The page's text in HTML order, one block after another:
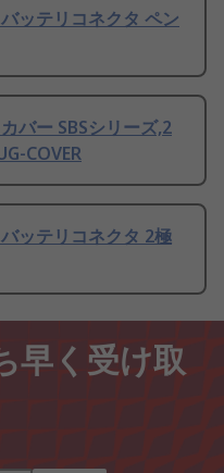
ッテリコネクタ ペン
ー SBSシリーズ,2
COVER
ッテリコネクタ 2極
早く受け取